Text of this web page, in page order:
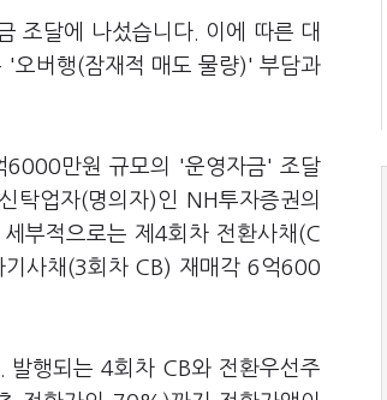
조달에 나섰습니다. 이에 따른 대
'오버행(잠재적 매도 물량)' 부담과
6000만원 규모의 '운영자금' 조달
탁업자(명의자)인 NH투자증권의
부적으로는 제4회차 전환사채(C
사채(3회차 CB) 재매각 6억600
발행되는 4회차 CB와 전환우선주